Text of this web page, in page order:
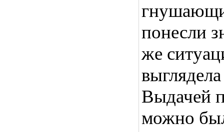
понесли
же
Выдачей
можно